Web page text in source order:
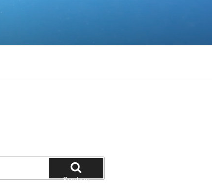
Suchen